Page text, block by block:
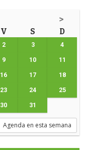
>
V S D
2 3 4
9 10 11
16 17 18
23 24 25
30 31
Agenda en esta semana